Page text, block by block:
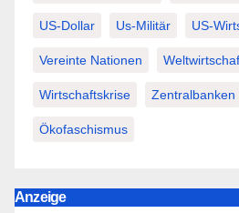
US-Dollar Us-Militär US-
Vereinte Nationen
Wirtschaftskrise Zentralbanken
Ökofaschismus
Anzeige